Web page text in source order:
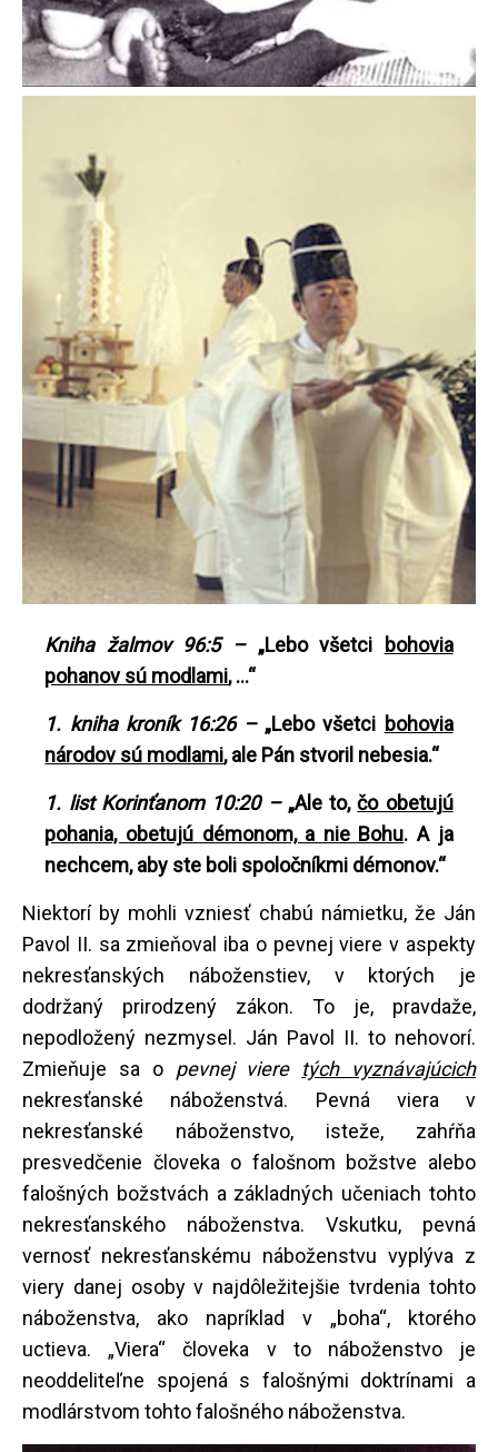
Kniha žalmov 96:5 –„Lebo všetci
bohovia
pohanov sú modlami, …“
1. kniha kroník 16:26 –„Lebo všetci bohovia
národov sú modlami, ale Pán stvoril nebesia.“
1. list Korinťanom 10:20 –„Ale to,čo obetujú
pohania, obetujú démonom, a nie Bohu. A ja
nechcem, aby ste boli spoločníkmi démonov.“
Niektorí by mohli vzniesť chabú námietku, že Ján
Pavol II. sa zmieňoval iba o pevnej viere v aspekty
nekresťanských náboženstiev, v ktorých je
dodržaný prirodzený zákon. To je, pravdaže,
nepodložený nezmysel. Ján Pavol II. to nehovorí.
Zmieňuje sa o pevnej viere tých vyznávajúcich
nekresťanské náboženstvá. Pevná viera v
nekresťanské náboženstvo, isteže, zahŕňa
presvedčenie človeka o falošnom božstve alebo
falošných božstvách a základných učeniach tohto
nekresťanského náboženstva. Vskutku, pevná
vernosť nekresťanskému náboženstvu vyplýva z
viery danej osoby v najdôležitejšie tvrdenia tohto
náboženstva, ako napríklad v „boha“, ktorého
uctieva. „Viera“ človeka v to náboženstvo je
neoddeliteľne spojená s falošnými doktrínami a
modlárstvom tohto falošného náboženstva.